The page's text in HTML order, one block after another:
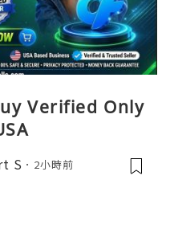
Verified Only
S 2小時前